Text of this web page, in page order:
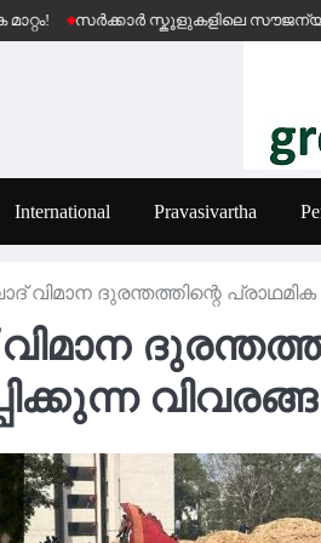
സർക്കാർ സ്കൂളുകളിലെ സൗജന്യ കെ-
International Pravasivartha
വിമാന ദുരന്തത്തിന്റെ